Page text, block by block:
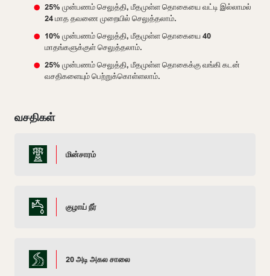
25% முன்பணம் செலுத்தி, மீதமுள்ள தொகையை வட்டி இல்லாமல்
24 மாத தவணை முறையில் செலுத்தலாம்.
10% முன்பணம் செலுத்தி, மீதமுள்ள தொகையை 40
மாதங்களுக்குள் செலுத்தலாம்.
25% முன்பணம் செலுத்தி, மீதமுள்ள தொகைக்கு வங்கி கடன்
வசதிகளையும் பெற்றுக்கொள்ளலாம்.
வசதிகள்
மின்சாரம்
குழாய் நீர்
20 அடி அகல சாலை